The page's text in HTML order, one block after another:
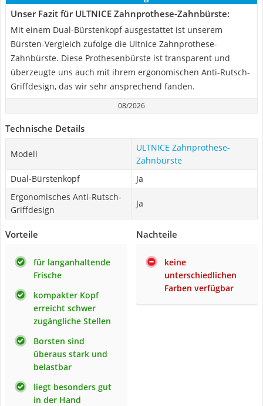
Unser Fazit für ULTNICE Zahnprothese-Zahnbürste:
Mit einem Dual-Bürstenkopf ausgestattet ist unserem
Bürsten-Vergleich zufolge die Ultnice Zahnprothese-
Zahnbürste. Diese Prothesenbürste ist transparent und
überzeugte uns auch mit ihrem ergonomischen Anti-Rutsch-
Griffdesign, das wir sehr ansprechend fanden.
08/2026
Technische Details
Modell
ULTNICE Zahnprothese-
Zahnbürste
Dual-Bürstenkopf
Ja
Ergonomisches Anti-Rutsch-
Griffdesign
Ja
Vorteile
für langanhaltende
Frische
kompakter Kopf
erreicht schwer
zugängliche Stellen
Borsten sind
überaus stark und
belastbar
liegt besonders gut
in der Hand
Nachteile
keine
unterschiedlichen
Farben verfügbar